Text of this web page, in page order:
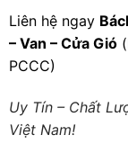
Liên hệ ngay
– Van – Cửa Gió
PCCC)
Uy Tín – Chất
Việt Nam!